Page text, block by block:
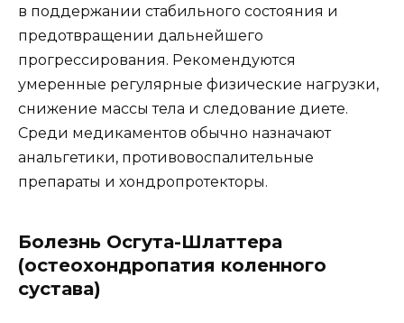
в поддержании стабильного состояния и
предотвращении дальнейшего
прогрессирования. Рекомендуются
умеренные регулярные физические нагрузки,
снижение массы тела и следование диете.
Среди медикаментов обычно назначают
анальгетики, противовоспалительные
препараты и хондропротекторы.
Болезнь Осгута-Шлаттера
(остеохондропатия коленного
сустава)